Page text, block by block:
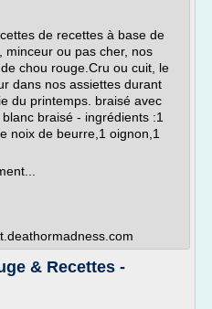
de recettes à base de
minceur ou pas cher, nos
chou rouge.Cru ou cuit, le
dans nos assiettes durant
du printemps. braisé avec
braisé - ingrédients :1
noix de beurre,1 oignon,1
& Recettes -